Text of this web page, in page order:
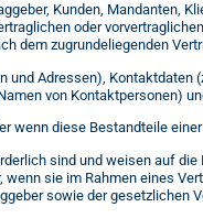
Kunden, Mandanten,
oder
dem zugrundeliegenden
Adressen),
von Kontaktpersonen)
wenn diese Bestandteile
sind und weisen auf
sie im Rahmen eines
sowie der gesetzlichen